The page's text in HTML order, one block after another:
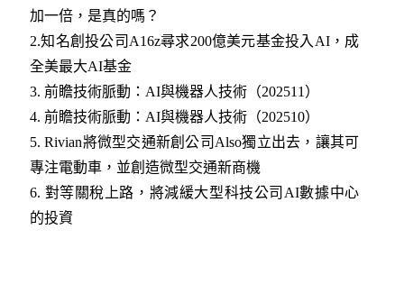
加一倍，是真的嗎？
2.知名創投公司A16z尋求200億美元基金投入AI，成
全美最大AI基金
3. 前瞻技術脈動：AI與機器人技術（202511）
4. 前瞻技術脈動：AI與機器人技術（202510）
5.Rivian將微型交通新創公司Also獨立出去，讓其可
專注電動車，並創造微型交通新商機
6. 對等關稅上路，將減緩大型科技公司AI數據中心
的投資